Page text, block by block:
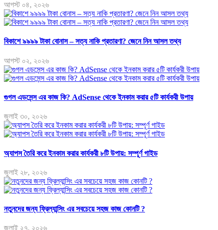
আগস্ট ০৪, ২০২৬
বিকাশে ৯৯৯৯ টাকা বোনাস – সত্য নাকি প্রতারণা? জেনে নিন আসল তথ্য
আগস্ট ০২, ২০২৬
গুগল এডসেন্স এর কাজ কি? AdSense থেকে ইনকাম করার ৫টি কার্যকরী উপায়
জুলাই ৩০, ২০২৬
অ্যাপস তৈরি করে ইনকাম করার কার্যকরী ৮টি উপায়: সম্পূর্ণ গাইড
জুলাই ২৮, ২০২৬
নতুনদের জন্য ফ্রিল্যান্সিং এর সবচেয়ে সহজ কাজ কোনটি ?
জুলাই ২৭, ২০২৬